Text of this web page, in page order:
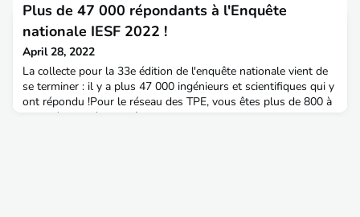
sur les solidarités humaines, les infrastructures et les routes
départementales, l'éducation au niveau des collèges, la
Plus de 47 000 répondants à l'Enquête
nationale IESF 2022 !
April 28, 2022
La collecte pour la 33e édition de l'enquête nationale vient de
se terminer : il y a plus 47 000 ingénieurs et scientifiques qui y
ont répondu !Pour le réseau des TPE, vous êtes plus de 800 à
avoir répondu à l'enquête, record de 2020 largement battu !Un